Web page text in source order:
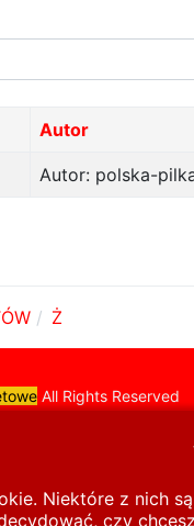
Autor
Autor: polska-
Ż
All Rights Reserved
Niektóre z nich
czy